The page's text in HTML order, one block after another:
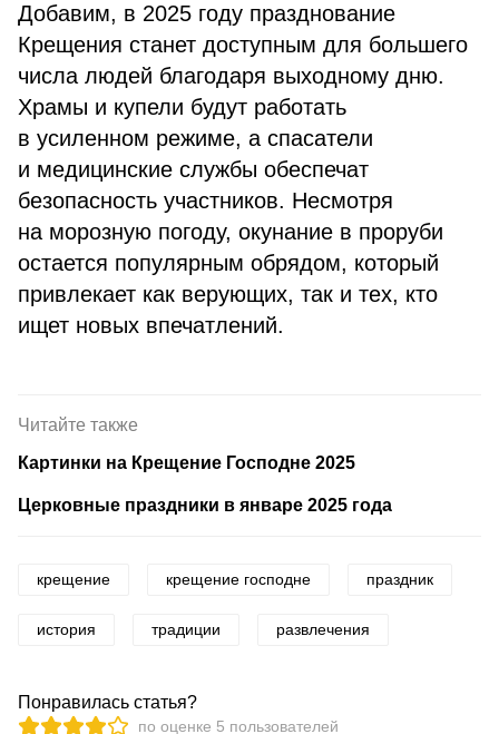
Добавим, в 2025 году празднование
Крещения станет доступным для большего
числа людей благодаря выходному дню.
Храмы и купели будут работать
в усиленном режиме, а спасатели
и медицинские службы обеспечат
безопасность участников. Несмотря
на морозную погоду, окунание в проруби
остается популярным обрядом, который
привлекает как верующих, так и тех, кто
ищет новых впечатлений.
Читайте также
Картинки на Крещение Господне 2025
Церковные праздники в январе 2025 года
крещение крещение господне праздник
история традиции развлечения
Понравилась статья?
по оценке 5 пользователей